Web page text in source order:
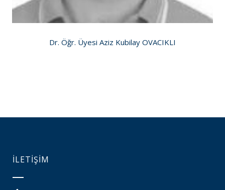
Dr. Öğr. Üyesi Aziz Kubilay OVACIKLI
İLETİŞİM